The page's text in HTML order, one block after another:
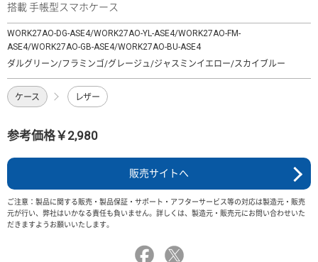
搭載 手帳型スマホケース
WORK27AO-DG-ASE4/WORK27AO-YL-ASE4/WORK27AO-FM-
ASE4/WORK27AO-GB-ASE4/WORK27AO-BU-ASE4
ダルグリーン/フラミンゴ/グレージュ/ジャスミンイエロー/スカイブルー
ケース レザー
参考価格￥2,980
販売サイトへ
ご注意：製品に関する販売・製品保証・サポート・アフターサービス等の対応は製造元・販売
元が行い、弊社はいかなる責任も負いません。詳しくは、製造元・販売元にお問い合わせいた
だきますようお願いいたします。